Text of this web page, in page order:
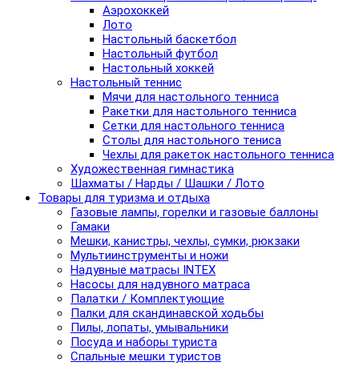
Аэрохоккей
Лото
Настольный баскетбол
Настольный футбол
Настольный хоккей
Настольный теннис
Мячи для настольного тенниса
Ракетки для настольного тенниса
Сетки для настольного тенниса
Столы для настольного тениса
Чехлы для ракеток настольного тенниса
Художественная гимнастика
Шахматы / Нарды / Шашки / Лото
Товары для туризма и отдыха
Газовые лампы, горелки и газовые баллоны
Гамаки
Мешки, канистры, чехлы, сумки, рюкзаки
Мультиинструменты и ножи
Надувные матрасы INTEX
Насосы для надувного матраса
Палатки / Комплектующие
Палки для скандинавской ходьбы
Пилы, лопаты, умывальники
Посуда и наборы туриста
Спальные мешки туристов